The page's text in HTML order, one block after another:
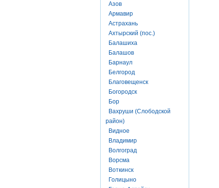
Азов
Армавир
Астрахань
Ахтырский (пос.)
Балашиха
Балашов
Барнаул
Белгород
Благовещенск
Богородск
Бор
Вахруши (Слободской
район)
Видное
Владимир
Волгоград
Ворсма
Воткинск
Голицыно